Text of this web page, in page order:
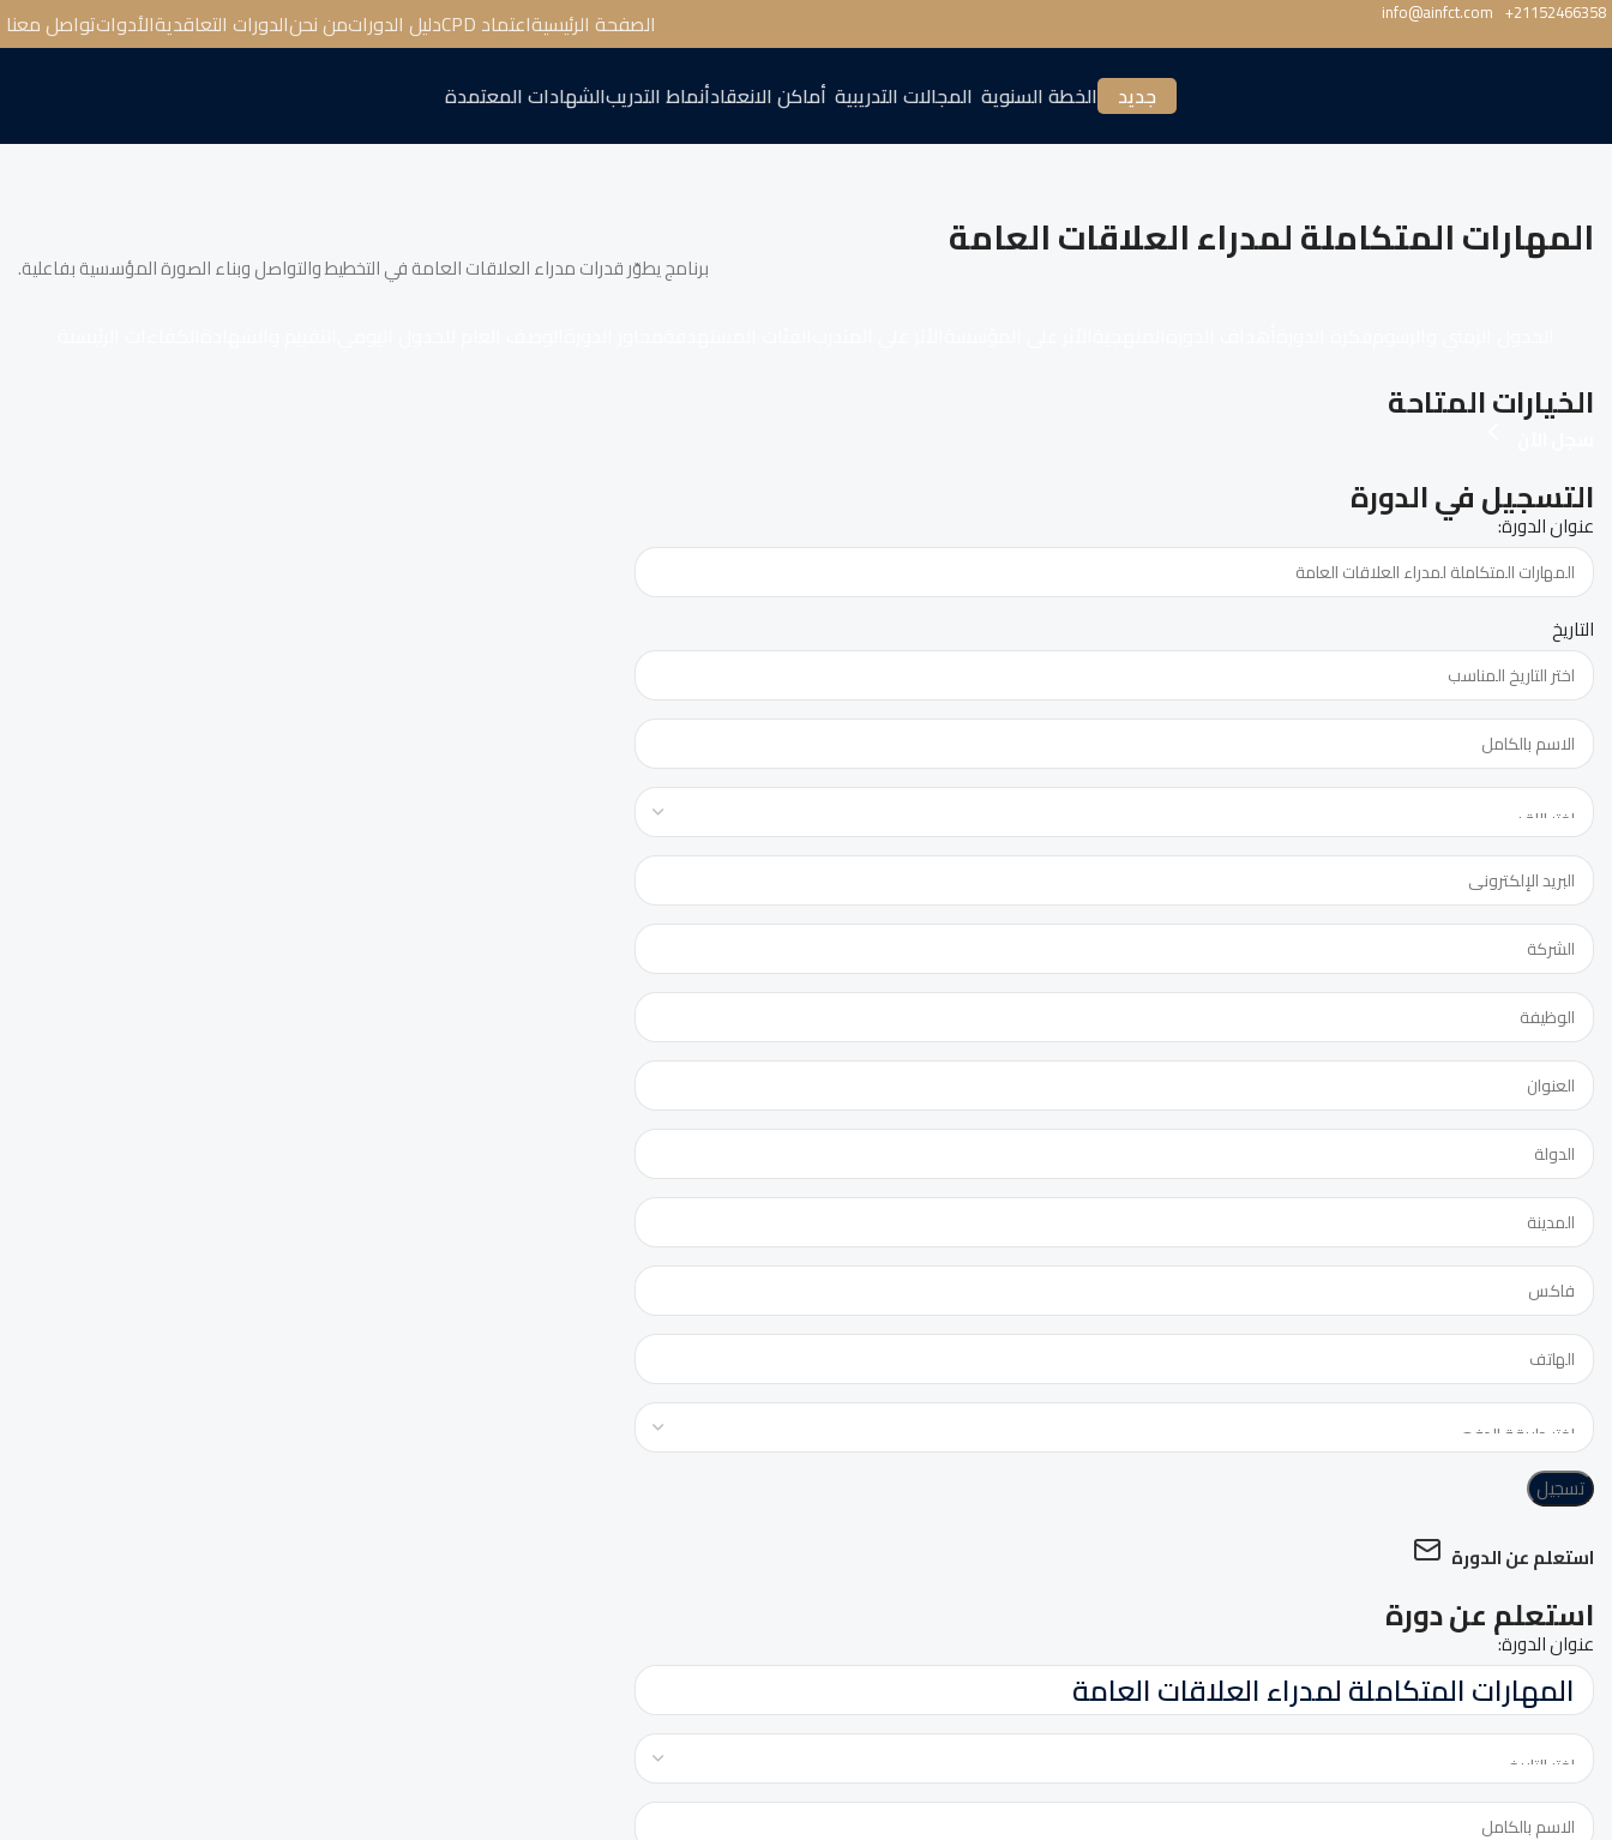
‎+21152466358
info@ainfct.com الصفحة الرئيسيةاعتماد CPD دليل الدوراتمن نحنالدورات التعاقديةالأدواتتواصل معنا
جديد
الخطة السنوية المجالات التدريبية أماكن الانعقادأنماط التدريبالشهادات المعتمدة
المهارات المتكاملة لمدراء العلاقات العامة برنامج يطوّر قدرات مدراء العلاقات العامة في التخطيط والتواصل وبناء الصورة المؤسسية بفاعلية.
الخيارات المتاحة
التسجيل في الدورة
عنوان الدورة:
التاريخ
تسجيل
استعلم عن الدورة
استعلم عن دورة
عنوان الدورة: